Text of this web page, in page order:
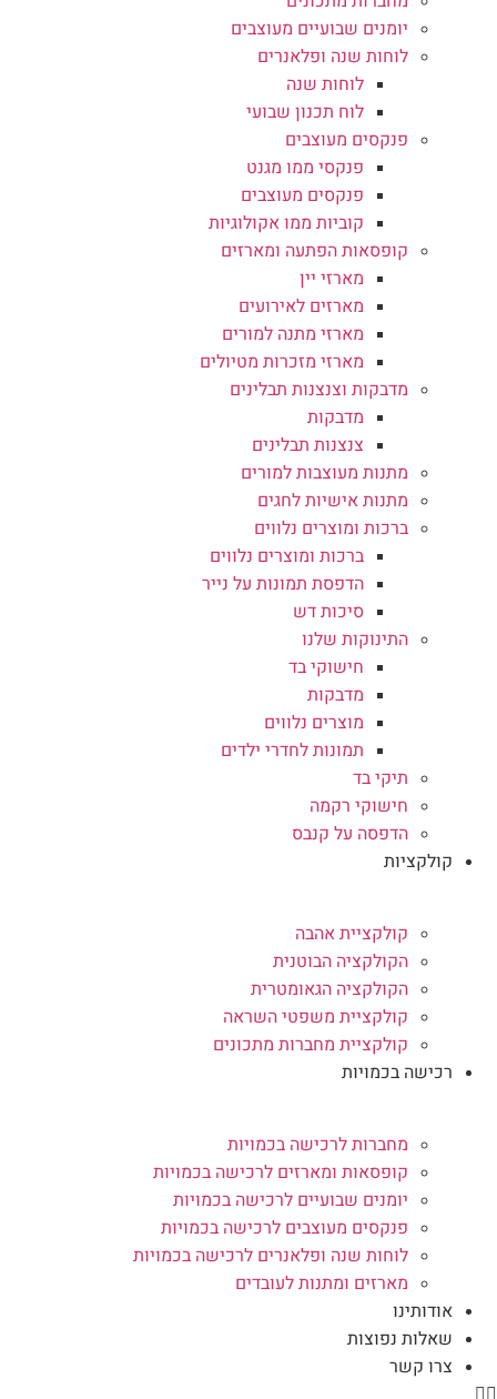
יומנים שבועיים מעוצבים
לוחות שנה ופלאנרים
לוחות שנה
לוח תכנון שבועי
פנקסים מעוצבים
פנקסי ממו מגנט
פנקסים מעוצבים
קוביות ממו אקולוגיות
קופסאות הפתעה ומארזים
מארזי יין
מארזים לאירועים
מארזי מתנה למורים
מארזי מזכרות מטיולים
מדבקות וצנצנות תבלינים
מדבקות
צנצנות תבלינים
מתנות מעוצבות למורים
מתנות אישיות לחגים
ברכות ומוצרים נלווים
ברכות ומוצרים נלווים
הדפסת תמונות על נייר
סיכות דש
התינוקות שלנו
חישוקי בד
מדבקות
מוצרים נלווים
תמונות לחדרי ילדים
תיקי בד
חישוקי רקמה
הדפסה על קנבס
קולקציות
קולקציית אהבה
הקולקציה הבוטנית
הקולקציה הגאומטרית
קולקציית משפטי השראה
קולקציית מחברות מתכונים
רכישה בכמויות
מחברות לרכישה בכמויות
קופסאות ומארזים לרכישה בכמויות
יומנים שבועיים לרכישה בכמויות
פנקסים מעוצבים לרכישה בכמויות
לוחות שנה ופלאנרים לרכישה בכמויות
מארזים ומתנות לעובדים
אודותינו
שאלות נפוצות
צרו קשר